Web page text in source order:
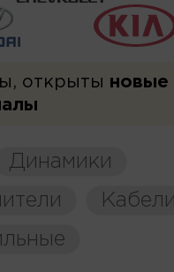
открыты новые
Динамики